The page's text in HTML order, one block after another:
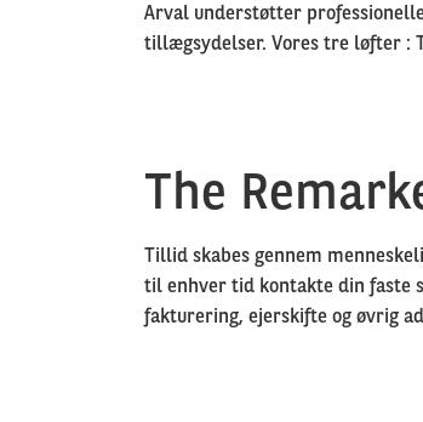
Arval understøtter
tillægsydelser. Vores tre løfter :
The
Tillid skabes gennem
til enhver tid kontakte din faste
fakturering, ejerskifte og øvrig